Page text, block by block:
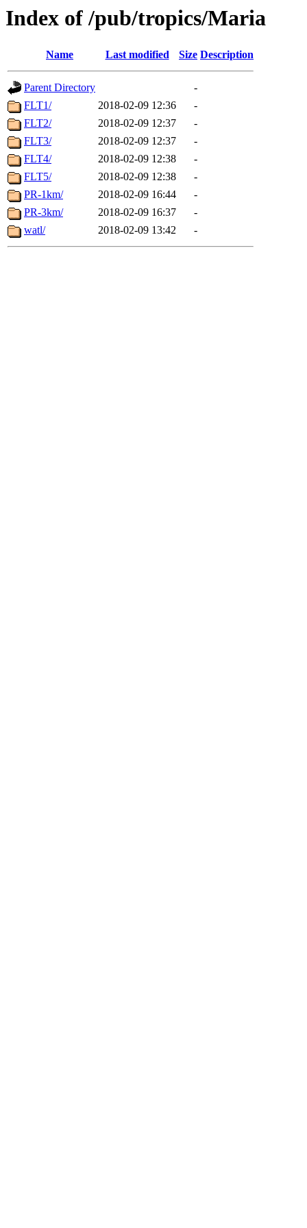
Index of /pub/tropics/Maria
Name Last modified Size Description
Parent Directory
-
FLT1/
2018-02-09 12:36
-
FLT2/
2018-02-09 12:37
-
FLT3/
2018-02-09 12:37
-
FLT4/
2018-02-09 12:38
-
FLT5/
2018-02-09 12:38
-
PR-1km/
2018-02-09 16:44
-
PR-3km/
2018-02-09 16:37
-
watl/
2018-02-09 13:42 -